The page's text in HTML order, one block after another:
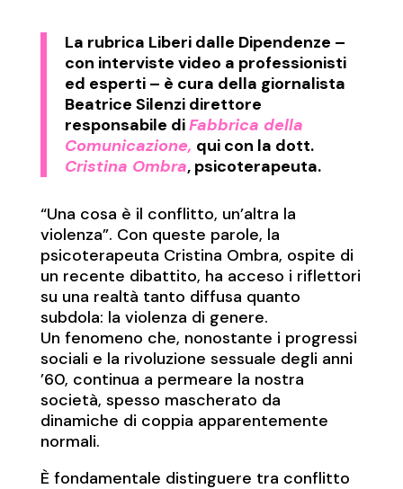
La rubrica Liberi dalle Dipendenze –
con interviste video a professionisti
ed esperti – è cura della giornalista
Beatrice Silenzi direttore
responsabile diFabbrica della
Comunicazione, qui con la dott.
Cristina Ombra, psicoterapeuta.
“Una cosa è il conflitto, un’altra la
violenza”. Con queste parole, la
psicoterapeuta Cristina Ombra, ospite di
un recente dibattito, ha acceso i riflettori
su una realtà tanto diffusa quanto
subdola: la violenza di genere.
Un fenomeno che, nonostante i progressi
sociali e la rivoluzione sessuale degli anni
’60, continua a permeare la nostra
società, spesso mascherato da
dinamiche di coppia apparentemente
normali.
È fondamentale distinguere tra conflitto